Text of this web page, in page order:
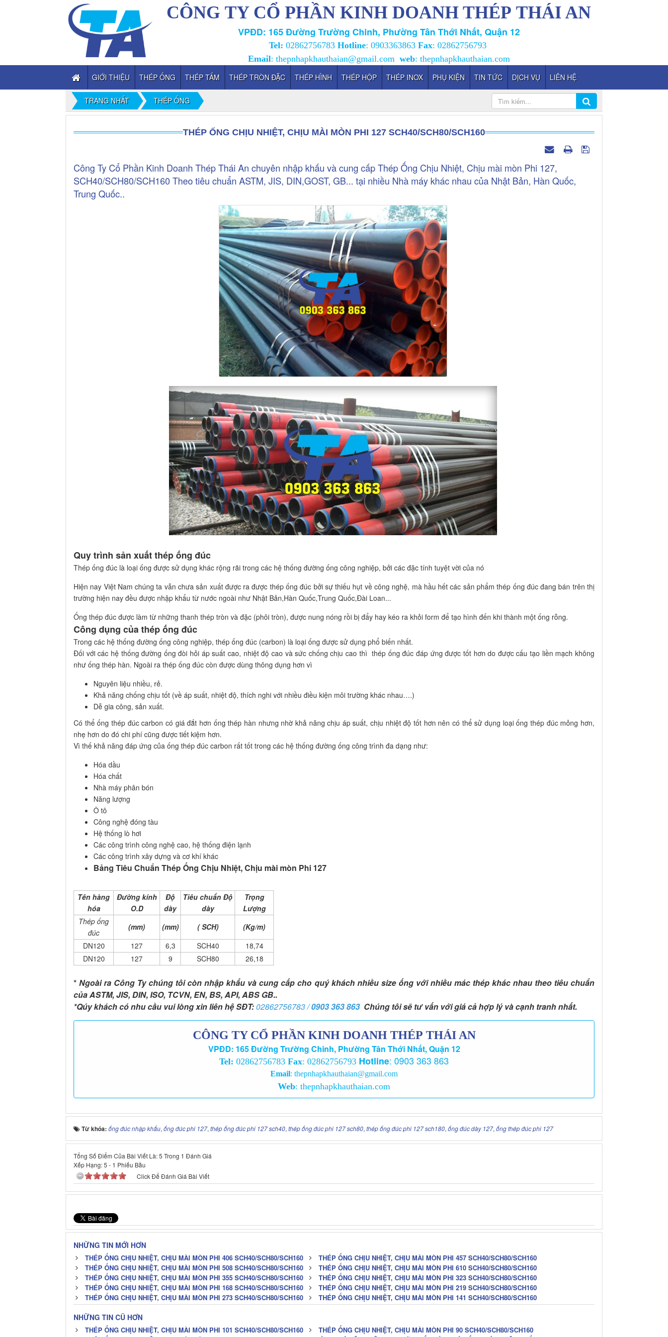
CÔNG TY CỔ PHẦN KINH DOANH THÉP THÁI AN
VPĐD: 165 Đường Trường Chinh, Phường Tân Thới Nhất, Quận 12
Tel: 02862756783 Hotline: 0903363863 Fax: 02862756793
Email: thepnhapkhauthaian@gmail.com web: thepnhapkhauthaian.com
GIỚI THIỆU
THÉP ỐNG THÉP TẤM THÉP TRÒN ĐẶC THÉP HÌNH THÉP HỘP THÉP INOX PHỤ KIỆN TIN TỨC DỊCH VỤ LIÊN HỆ
TRANG NHẤT THÉP ỐNG
THÉP ỐNG CHỊU NHIỆT, CHỊU MÀI MÒN PHI 127 SCH40/SCH80/SCH160
Công Ty Cổ Phần Kinh Doanh Thép Thái An chuyên nhập khấu và cung cấp Thép Ống Chịu Nhiệt, Chịu mài mòn Phi 127,
SCH40/SCH80/SCH160 Theo tiêu chuẩn ASTM, JIS, DIN,GOST, GB... tại nhiều Nhà máy khác nhau của Nhật Bản, Hàn Quốc,
Trung Quốc..
Quy trình sản xuất thép ống đúc
Thép ống đúc là loại ống được sử dụng khác rộng rãi trong các hệ thống đường ống công nghiệp, bởi các đặc tính tuyệt vời của nó
Hiện nay Việt Nam chúng ta vẫn chưa sản xuất được ra được thép ống đúc bởi sự thiếu hụt về công nghệ, mà hầu hết các sản phẩm thép ống đúc đang bán trên thị
trường hiện nay đều được nhập khẩu từ nước ngoài như Nhật Bản,Hàn Quốc,Trung Quốc,Đài Loan...
Ống thép đúc được làm từ những thanh thép tròn và đặc (phôi tròn), được nung nóng rồi bị đẩy hay kéo ra khỏi form để tạo hình đến khi thành một ống rỗng.
Công dụng của thép ống đúc
Trong các hệ thống đường ống công nghiệp, thép ống đúc (carbon) là loại ống được sử dụng phổ biến nhất.
Đối với các hệ thống đường ống đòi hỏi áp suất cao, nhiệt độ cao và sức chống chịu cao thì thép ống đúc đáp ứng được tốt hơn do được cấu tạo liền mạch không
như ống thép hàn. Ngoài ra thép ống đúc còn được dùng thông dụng hơn vì
Nguyên liệu nhiều, rẻ.
Khả năng chống chịu tốt (về áp suất, nhiệt độ, thích nghi với nhiều điều kiện môi trường khác nhau….)
Dễ gia công, sản xuất.
Có thể ống thép đúc carbon có giá đắt hơn ống thép hàn nhưng nhờ khả năng chịu áp suất, chịu nhiệt độ tốt hơn nên có thể sử dụng loại ống thép đúc mỏng hơn,
nhẹ hơn do đó chi phí cũng được tiết kiệm hơn.
Vì thế khả năng đáp ứng của ống thép đúc carbon rất tốt trong các hệ thống đường ống công trình đa dạng như:
Hóa dầu
Hóa chất
Nhà máy phân bón
Năng lượng
Ô tô
Công nghệ đóng tàu
Hệ thống lò hơi
Các công trình công nghệ cao, hệ thống điện lạnh
Các công trình xây dựng và cơ khí khác
Bảng Tiêu Chuẩn Thép Ống Chịu Nhiệt, Chịu mài mòn Phi 127
Tên hàng
hóa
Đường kính
O.D
Độ
dày
Tiêu chuẩn Độ
dày
Trọng
Lượng
Thép ống
đúc
(mm) (mm) ( SCH)
(Kg/m)
DN120
127 6,3 SCH40
18,74
DN120
127 9 SCH80 26,18
* Ngoài ra Công Ty chúng tôi còn nhập khẩu và cung cấp cho quý khách nhiều size ống với nhiều mác thép khác nhau theo tiêu chuẩn
của ASTM, JIS, DIN, ISO, TCVN, EN, BS, API, ABS GB..
*Qúy khách có nhu cầu vui lòng xin liên hệ SĐT:02862756783 /0903 363 863 Chúng tôi sẽ tư vấn với giá cả hợp lý và cạnh tranh nhất.
CÔNG TY CỔ PHẦN KINH DOANH THÉP THÁI AN
VPĐD: 165 Đường Trường Chinh, Phường Tân Thới Nhất, Quận 12
Tel: 02862756783 Fax: 02862756793 Hotline: 0903 363 863
Email: thepnhapkhauthaian@gmail.com
Web: thepnhapkhauthaian.com
Từ khóa: ống đúc nhập khẩu, ống đúc phi 127, thép ống đúc phi 127 sch40, thép ống đúc phi 127 sch80, thép ống đúc phi 127 sch180, ống đúc dày 127, ống thép đúc phi 127
Tổng Số Điểm Của Bài Viết Là: 5 Trong 1 Đánh Giá
Xếp Hạng:5 - 1 Phiếu Bầu
Click Để Đánh Giá Bài Viết
NHỮNG TIN MỚI HƠN
THÉP ỐNG CHỊU NHIỆT, CHỊU MÀI MÒN PHI 406 SCH40/SCH80/SCH160
THÉP ỐNG CHỊU NHIỆT, CHỊU MÀI MÒN PHI 457 SCH40/SCH80/SCH160
THÉP ỐNG CHỊU NHIỆT, CHỊU MÀI MÒN PHI 508 SCH40/SCH80/SCH160
THÉP ỐNG CHỊU NHIỆT, CHỊU MÀI MÒN PHI 610 SCH40/SCH80/SCH160
THÉP ỐNG CHỊU NHIỆT, CHỊU MÀI MÒN PHI 355 SCH40/SCH80/SCH160
THÉP ỐNG CHỊU NHIỆT, CHỊU MÀI MÒN PHI 323 SCH40/SCH80/SCH160
THÉP ỐNG CHỊU NHIỆT, CHỊU MÀI MÒN PHI 168 SCH40/SCH80/SCH160
THÉP ỐNG CHỊU NHIỆT, CHỊU MÀI MÒN PHI 219 SCH40/SCH80/SCH160
THÉP ỐNG CHỊU NHIỆT, CHỊU MÀI MÒN PHI 273 SCH40/SCH80/SCH160
THÉP ỐNG CHỊU NHIỆT, CHỊU MÀI MÒN PHI 141 SCH40/SCH80/SCH160
NHỮNG TIN CŨ HƠN
THÉP ỐNG CHỊU NHIỆT, CHỊU MÀI MÒN PHI 101 SCH40/SCH80/SCH160
THÉP ỐNG CHỊU NHIỆT, CHỊU MÀI MÒN PHI 90 SCH40/SCH80/SCH160